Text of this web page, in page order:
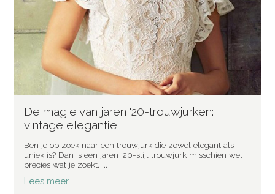
De magie van jaren '20-trouwjurken:
vintage elegantie
Ben je op zoek naar een trouwjurk die zowel elegant als
uniek is? Dan is een jaren '20-stijl trouwjurk misschien wel
precies wat je zoekt. ...
Lees meer...